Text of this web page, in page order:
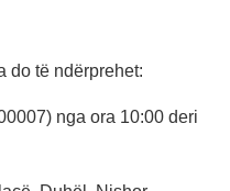
do të ndërprehet:
nga ora 10:00 deri